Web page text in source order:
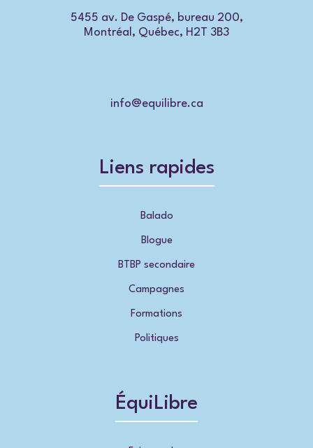
5455 av. De Gaspé, bureau 200,
Montréal, Québec, H2T 3B3
info@equilibre.ca
Liens rapides
Balado
Blogue
BTBP secondaire
Campagnes
Formations
Politiques
ÉquiLibre